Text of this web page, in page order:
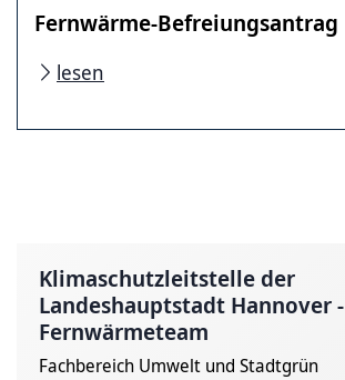
Fernwärme-Befreiungsantrag
lesen
Klimaschutzleitstelle der
Landeshauptstadt Hannover -
Fernwärmeteam
Fachbereich Umwelt und Stadtgrün